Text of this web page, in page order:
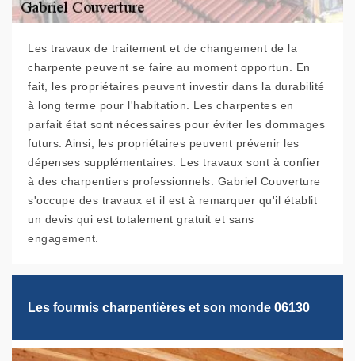
Les travaux de traitement et de changement de la
charpente peuvent se faire au moment opportun. En
fait, les propriétaires peuvent investir dans la durabilité
à long terme pour l'habitation. Les charpentes en
parfait état sont nécessaires pour éviter les dommages
futurs. Ainsi, les propriétaires peuvent prévenir les
dépenses supplémentaires. Les travaux sont à confier
à des charpentiers professionnels. Gabriel Couverture
s'occupe des travaux et il est à remarquer qu'il établit
un devis qui est totalement gratuit et sans
engagement.
Les fourmis charpentières et son monde 06130